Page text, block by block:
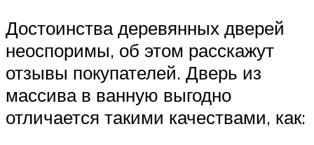
Достоинства деревянных дверей
неоспоримы, об этом расскажут
отзывы покупателей. Дверь из
массива в ванную выгодно
отличается такими качествами, как: